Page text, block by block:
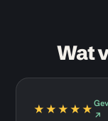
Wat
★★★★★ ↗